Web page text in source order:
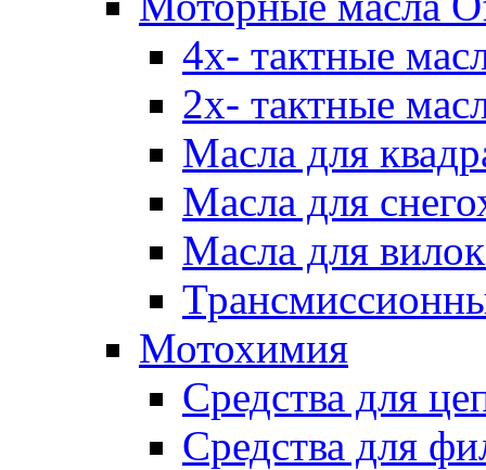
4х- тактные
2х- тактные
Масла для
Масла для
Масла для
Мотохимия
Средства для
Средства для